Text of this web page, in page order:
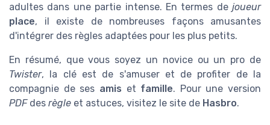
adultes dans une partie intense. En termes de joueur
place, il existe de nombreuses façons amusantes
d'intégrer des règles adaptées pour les plus petits.
En résumé, que vous soyez un novice ou un pro de
Twister, la clé est de s'amuser et de profiter de la
compagnie de ses amis et famille. Pour une version
PDFdes règle et astuces, visitez le site de Hasbro.